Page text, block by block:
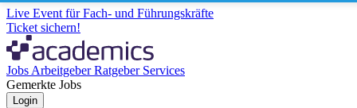
Live Event für Fach- und Führungskräfte
Ticket sichern!
Jobs ArbeitgeberRatgeber Services
Gemerkte Jobs
Login